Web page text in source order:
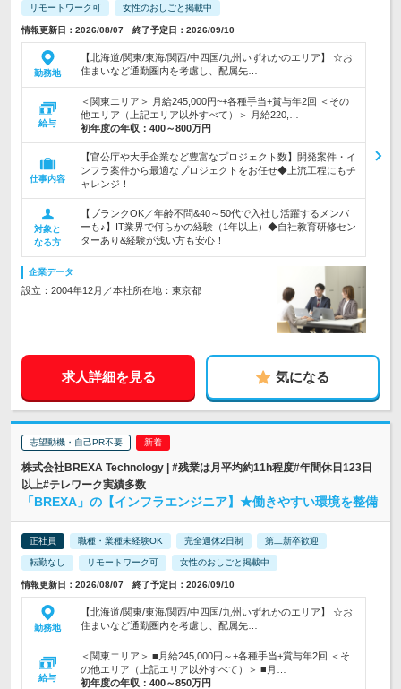
リモートワーク可 女性のおしごと掲載中
情報更新日：2026/08/07 終了予定日：2026/09/10
勤務地
【北海道/関東/東海/関西/中四国/九州いずれかのエリア】 ☆お
住まいなど通勤圏内を考慮し、配属先…
給与
＜関東エリア＞ 月給245,000円~+各種手当+賞与年2回 ＜その
他エリア（上記エリア以外すべて）＞ 月給220,…
初年度の年収： 400～800万円
仕事内容
【官公庁や大手企業など豊富なプロジェクト数】開発案件・イ
ンフラ案件から最適なプロジェクトをお任せ◆上流工程にもチ
ャレンジ！
対象と
なる方
【ブランクOK／年齢不問&40～50代で入社し活躍するメンバ
ーも♪】IT業界で何らかの経験（1年以上）◆自社教育研修セン
ターあり&経験が浅い方も安心！
企業データ
設立：2004年12月／本社所在地：東京都
求人詳細を見る 気になる
志望動機・自己PR不要
株式会社BREXA Technology | #残業は月平均約11h程度#年間休日123日
以上#テレワーク実績多数
「BREXA」の【インフラエンジニア】★働きやすい環境を整備
正社員 職種・業種未経験OK 完全週休2日制 第二新卒歓迎
転勤なし リモートワーク可 女性のおしごと掲載中
情報更新日：2026/08/07 終了予定日：2026/09/10
勤務地
【北海道/関東/東海/関西/中四国/九州いずれかのエリア】 ☆お
住まいなど通勤圏内を考慮し、配属先…
給与
＜関東エリア＞ ■月給245,000円～+各種手当+賞与年2回 ＜そ
の他エリア（上記エリア以外すべて）＞ ■月…
初年度の年収： 400～850万円